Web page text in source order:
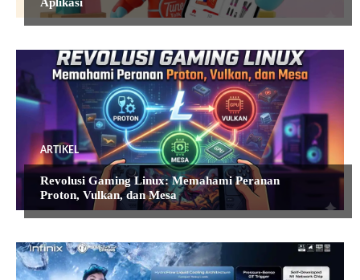
ARTIKEL
Revolusi Gaming Linux: Memahami Peranan
Proton, Vulkan, dan Mesa